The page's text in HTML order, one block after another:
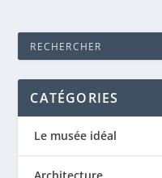
CATÉGORIES
Le musée idéal